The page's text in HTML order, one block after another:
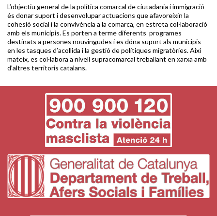
L’objectiu general de la política comarcal de ciutadania i immigració
és donar suport i desenvolupar actuacions que afavoreixin la
cohesió social i la convivència a la comarca, en estreta col·laboració
amb els municipis. Es porten a terme diferents programes
destinats a persones nouvingudes i es dóna suport als municipis
en les tasques d’acollida i la gestió de polítiques migratòries. Així
mateix, es col·labora a nivell supracomarcal treballant en xarxa amb
d’altres territoris catalans.